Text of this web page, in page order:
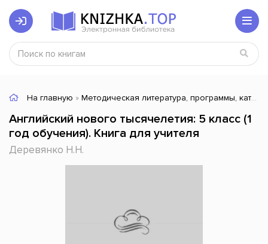
На главную » Методическая литература, программы, каталоги
Английский нового тысячелетия: 5 класс (1
год обучения). Книга для учителя
Деревянко Н.Н.